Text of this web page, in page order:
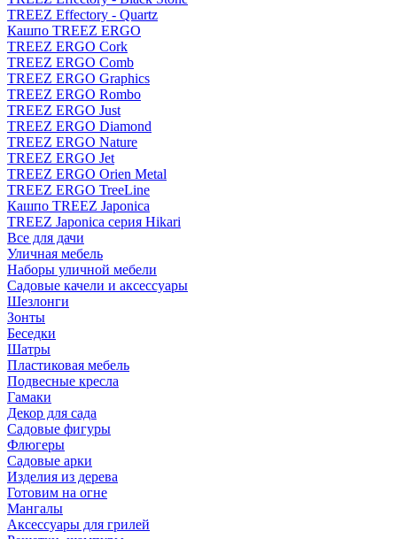
TREEZ Effectory - Quartz
Кашпо TREEZ ERGO
TREEZ ERGO Cork
TREEZ ERGO Comb
TREEZ ERGO Graphics
TREEZ ERGO Rombo
TREEZ ERGO Just
TREEZ ERGO Diamond
TREEZ ERGO Nature
TREEZ ERGO Jet
TREEZ ERGO Orien Metal
TREEZ ERGO TreeLine
Кашпо TREEZ Japonica
TREEZ Japonica серия Hikari
Все для дачи
Уличная мебель
Наборы уличной мебели
Садовые качели и аксессуары
Шезлонги
Зонты
Беседки
Шатры
Пластиковая мебель
Подвесные кресла
Гамаки
Декор для сада
Садовые фигуры
Флюгеры
Садовые арки
Изделия из дерева
Готовим на огне
Мангалы
Аксессуары для грилей